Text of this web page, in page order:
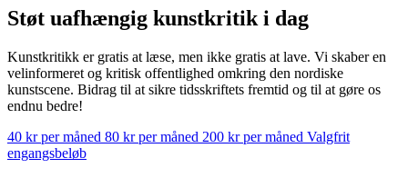
Støt uafhængig kunstkritik i dag
Kunstkritikk er gratis at læse, men ikke gratis at lave. Vi skaber en
velinformeret og kritisk offentlighed omkring den nordiske
kunstscene. Bidrag til at sikre tidsskriftets fremtid og til at gøre os
endnu bedre!
40 kr per måned 80 kr per måned 200 kr per måned Valgfrit
engangsbeløb